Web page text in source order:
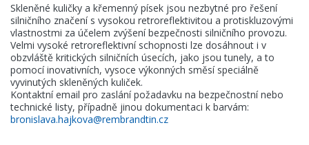
Skleněné kuličky a křemenný písek jsou nezbytné pro řešení
silničního značení s vysokou retroreflektivitou a protiskluzovými
vlastnostmi za účelem zvýšení bezpečnosti silničního provozu.
Velmi vysoké retroreflektivní schopnosti lze dosáhnout i v
obzvláště kritických silničních úsecích, jako jsou tunely, a to
pomocí inovativních, vysoce výkonných směsí speciálně
vyvinutých skleněných kuliček.
Kontaktní email pro zaslání požadavku na bezpečnostní nebo
technické listy, případně jinou dokumentaci k barvám:
bronislava.hajkova@rembrandtin.cz